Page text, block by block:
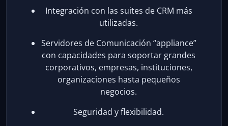
Integración con las suites de CRM más
utilizadas.
Servidores de Comunicación “appliance”
con capacidades para soportar grandes
corporativos, empresas, instituciones,
organizaciones hasta pequeños
negocios.
Seguridad y flexibilidad.